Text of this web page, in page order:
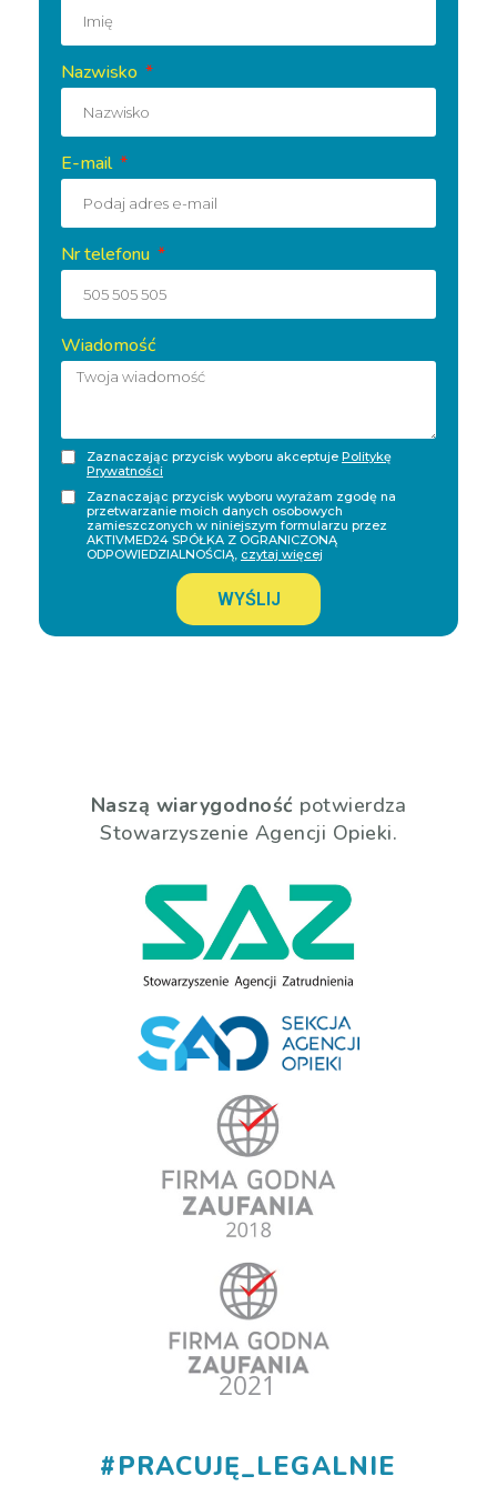
Nazwisko
E-mail
Nr telefonu
Wiadomość
Zaznaczając przycisk wyboru akceptuje Politykę
Prywatności
Zaznaczając przycisk wyboru wyrażam zgodę na
przetwarzanie moich danych osobowych
zamieszczonych w niniejszym formularzu przez
AKTIVMED24 SPÓŁKA Z OGRANICZONĄ
ODPOWIEDZIALNOŚCIĄ, czytaj więcej
WYŚLIJ
Naszą wiarygodność potwierdza
Stowarzyszenie Agencji Opieki.
#PRACUJĘ_LEGALNIE